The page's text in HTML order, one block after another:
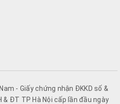
- Giấy chứng nhận ĐKKD số &
& ĐT TP Hà Nội cấp lần đầu ngày